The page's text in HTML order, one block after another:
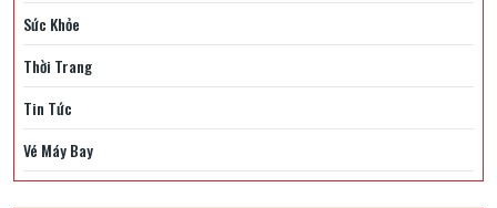
Sức Khỏe
Thời Trang
Tin Tức
Vé Máy Bay